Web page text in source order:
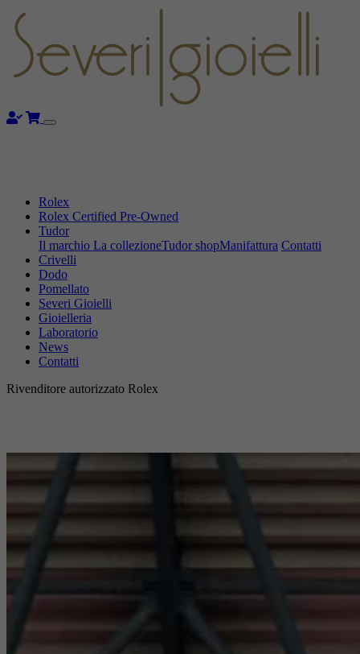
Rolex
Rolex Certified Pre-Owned
Tudor
Il marchio La collezioneTudor shopManifattura Contatti
Crivelli
Dodo
Pomellato
Severi Gioielli
Gioielleria
Laboratorio
News
Contatti
Rivenditore autorizzato Rolex